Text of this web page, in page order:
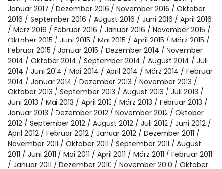
Januar 2017
Dezember 2016 November 2016
Oktober
2016
September 2016 August 2016 Juni 2016
April 2016
März 2016
Februar 2016 Januar 2016
November 2015
Oktober 2015
Juni 2015 Mai 2015 April 2015
März 2015
Februar 2015
Januar 2015 Dezember 2014
November
2014
Oktober 2014 September 2014 August 2014
Juli
2014
Juni 2014 Mai 2014 April 2014 März 2014
Februar
2014
Januar 2014 Dezember 2013
November 2013
Oktober 2013
September 2013 August 2013
Juli 2013
Juni 2013
Mai 2013 April 2013 März 2013
Februar 2013
Januar 2013
Dezember 2012 November 2012
Oktober
2012
September 2012 August 2012 Juli 2012
Juni 2012
April 2012
Februar 2012 Januar 2012
Dezember 2011
November 2011
Oktober 2011 September 2011
August
2011
Juni 2011 Mai 2011 April 2011 März 2011
Februar 2011
Januar 2011
Dezember 2010 November 2010
Oktober